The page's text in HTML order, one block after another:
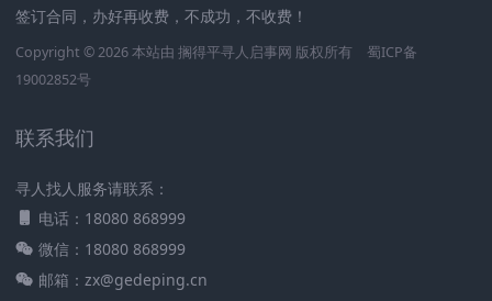
签订合同，办好再收费，不成功，不收费！
Copyright © 2026 本站由 搁得平寻人启事网 版权所有
蜀ICP备
19002852号
联系我们
寻人找人服务请联系：
电话：18080 868999
微信：18080 868999
邮箱：zx@gedeping.cn